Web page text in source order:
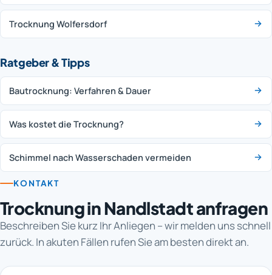
Trocknung Wolfersdorf
Ratgeber & Tipps
Bautrocknung: Verfahren & Dauer
Was kostet die Trocknung?
Schimmel nach Wasserschaden vermeiden
KONTAKT
Trocknung in Nandlstadt anfragen
Beschreiben Sie kurz Ihr Anliegen – wir melden uns schnell
zurück. In akuten Fällen rufen Sie am besten direkt an.